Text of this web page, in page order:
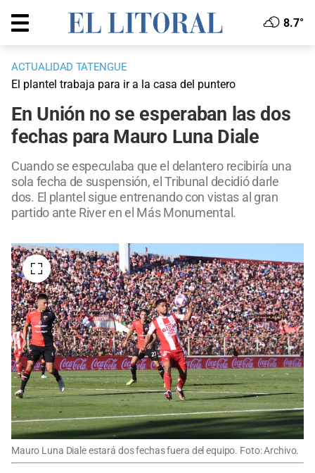
8.7°
ACTUALIDAD TATENGUE
El plantel trabaja para ir a la casa del puntero
En Unión no se esperaban las dos
fechas para Mauro Luna Diale
Cuando se especulaba que el delantero recibiría una
sola fecha de suspensión, el Tribunal decidió darle
dos. El plantel sigue entrenando con vistas al gran
partido ante River en el Más Monumental.
Mauro Luna Diale estará dos fechas fuera del equipo. Foto: Archivo.